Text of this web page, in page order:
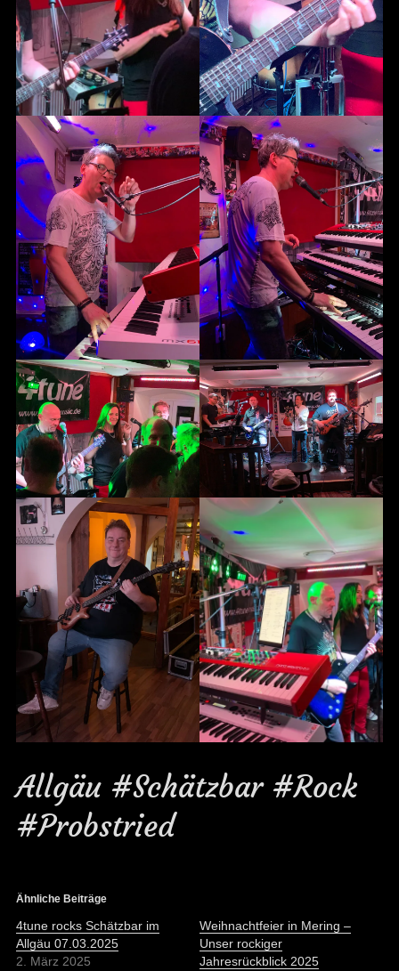
Allgäu #Schätzbar #Rock
#Probstried
Ähnliche Beiträge
4tune rocks Schätzbar im
Allgäu 07.03.2025
2. März 2025
Weihnachtfeier in Mering –
Unser rockiger
Jahresrückblick 2025